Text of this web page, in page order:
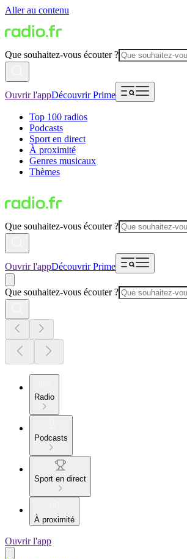
Aller au contenu
Que souhaitez-vous écouter ?
Ouvrir l'appDécouvrir Prime
Top 100 radios
Podcasts
Sport en direct
À proximité
Genres musicaux
Thèmes
Que souhaitez-vous écouter ?
Ouvrir l'appDécouvrir Prime
Que souhaitez-vous écouter ?
Radio
Podcasts
Sport en direct
À proximité
Ouvrir l'app